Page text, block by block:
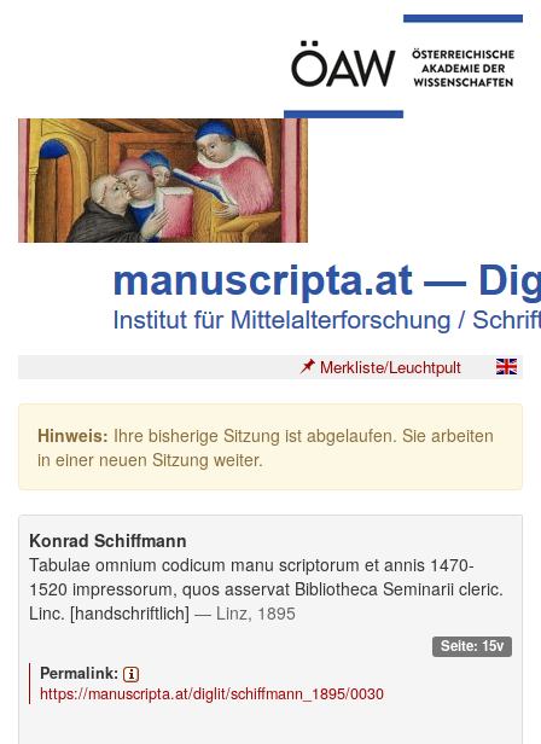
Merkliste/Leuchtpult
Hinweis: Ihre bisherige Sitzung ist abgelaufen. Sie arbeiten
in einer neuen Sitzung weiter.
Konrad Schiffmann
Tabulae omnium codicum manu scriptorum et annis 1470-
1520 impressorum, quos asservat Bibliotheca Seminarii cleric.
Linc. [handschriftlich] — Linz, 1895
Seite: 15v
Permalink:
https://manuscripta.at/diglit/schiffmann_1895/0030